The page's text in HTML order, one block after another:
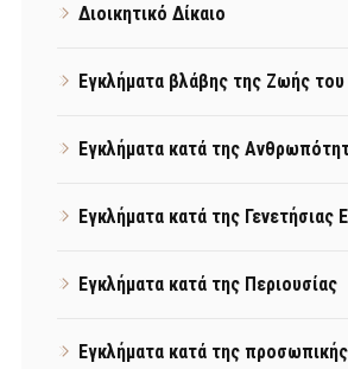
Διοικητικό Δίκαιο
Εγκλήματα βλάβης της Ζωής
Εγκλήματα κατά της
Εγκλήματα κατά της Γενετήσιας
Εγκλήματα κατά της Περιουσίας
Εγκλήματα κατά της